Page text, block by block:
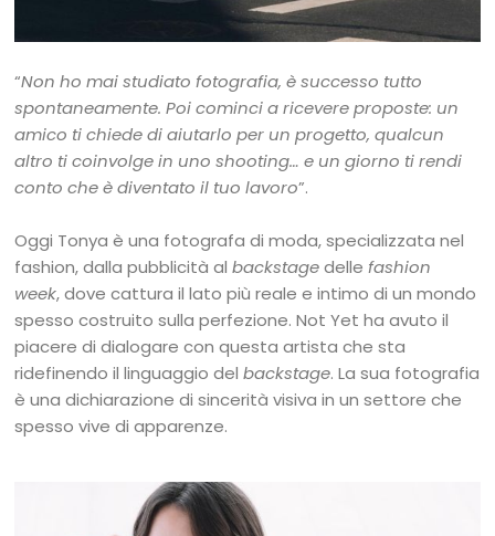
“Non ho mai studiato fotografia, è successo tutto
spontaneamente. Poi cominci a ricevere proposte: un
amico ti chiede di aiutarlo per un progetto, qualcun
altro ti coinvolge in uno shooting… e un giorno ti rendi
conto che è diventato il tuo lavoro”.
Oggi Tonya è una fotografa di moda, specializzata nel
fashion, dalla pubblicità albackstagedellefashion
week, dove cattura il lato più reale e intimo di un mondo
spesso costruito sulla perfezione. Not Yet ha avuto il
piacere di dialogare con questa artista che sta
ridefinendo il linguaggio delbackstage. La sua fotografia
è una dichiarazione di sincerità visiva in un settore che
spesso vive di apparenze.